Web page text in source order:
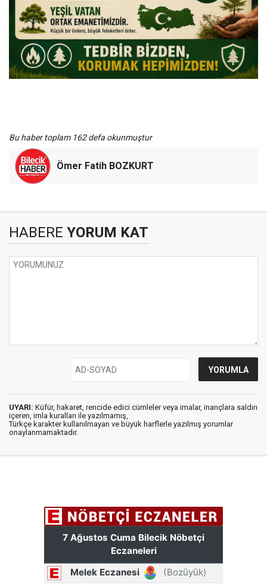
Bu haber toplam 162 defa okunmuştur
Ömer Fatih BOZKURT
HABERE YORUM KAT
UYARI: Küfür, hakaret, rencide edici cümleler veya imalar, inançlara saldırı
içeren, imla kuralları ile yazılmamış,
Türkçe karakter kullanılmayan ve büyük harflerle yazılmış yorumlar
onaylanmamaktadır.